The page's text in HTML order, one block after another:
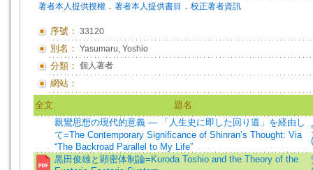
著者本人提供授權 ． 著者本人提供書目 ． 校正著者資訊
序號： 33120
別名： Yasumaru, Yoshio
分類： 個人著者
網站：
全文
題名
親鸞思想の現代的意義 — 「人生史に即した回り道」を経由し
て=The Contemporary Significance of Shinran’s Thought: Via
“The Backroad Parallel to My Life”
黒田俊雄と顕密体制論=Kuroda Toshio and the Theory of the